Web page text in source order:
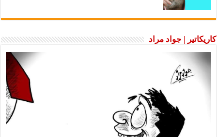
كاريكاتير | جواد مراد